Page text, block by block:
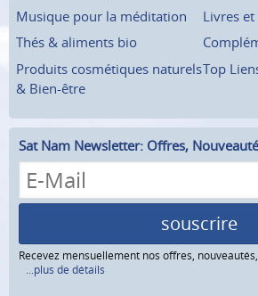
Musique pour la méditation
Livres
Thés & aliments bio
Produits cosmétiques naturels
& Bien-être
Top
Sat Nam Newsletter: Offres,
souscrire
Recevez mensuellement nos offres,
...plus de détails